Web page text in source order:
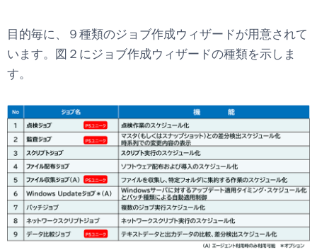
目的毎に、９種類のジョブ作成ウィザードが用意されて
います。図２にジョブ作成ウィザードの種類を示しま
す。